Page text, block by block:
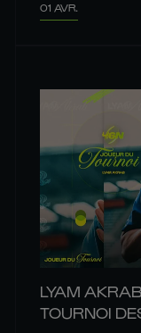
01 AVR.
LYAM
TOURNOI